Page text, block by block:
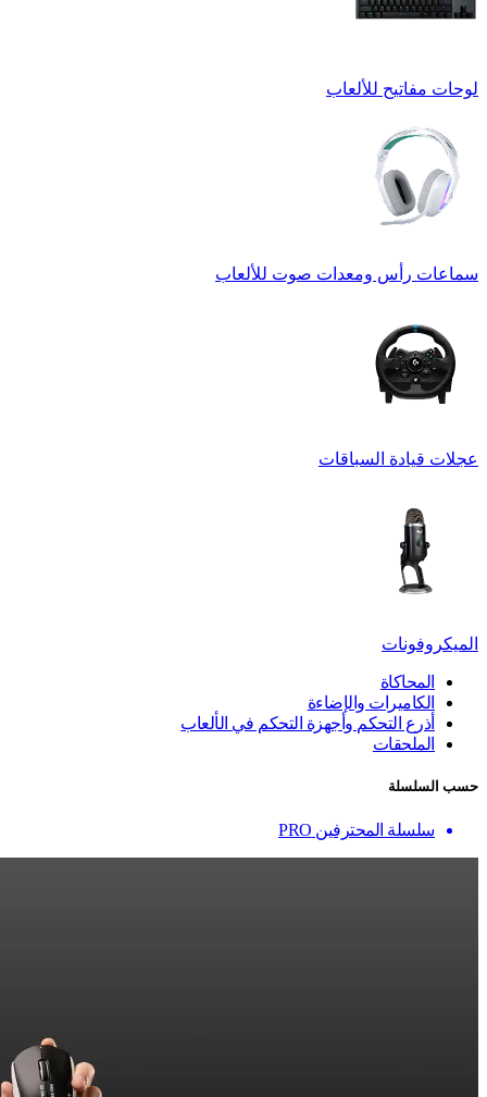
لوحات مفاتيح للألعاب
سماعات رأس ومعدات صوت للألعاب
عجلات قيادة السباقات
الميكروفونات
المحاكاة
الكاميرات والإضاءة
أذرع التحكم وأجهزة التحكم في الألعاب
الملحقات
حسب السلسلة
سلسلة المحترفين PRO